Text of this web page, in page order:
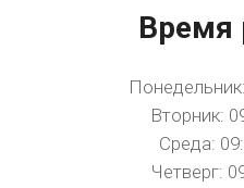
Время
Вторник:
Среда:
Четверг: